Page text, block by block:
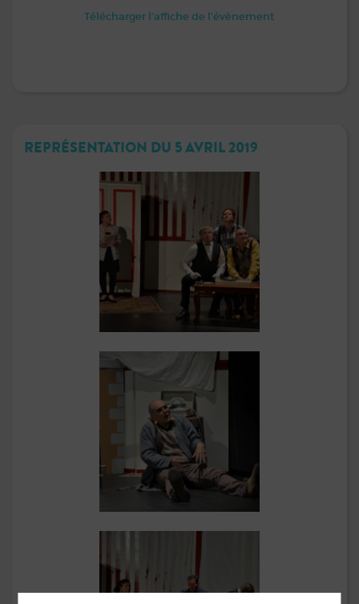
Télécharger l’affiche de l’évènement
REPRÉSENTATION DU 5 AVRIL 2019